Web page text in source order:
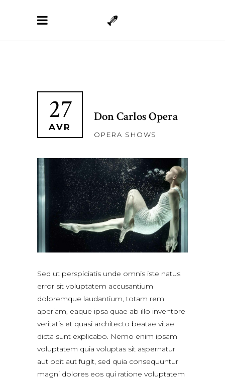
27
AVR
Don Carlos Opera
OPERA SHOWS
Sed ut perspiciatis unde omnis iste natus
error sit voluptatem accusantium
doloremque laudantium, totam rem
aperiam, eaque ipsa quae ab illo inventore
veritatis et quasi architecto beatae vitae
dicta sunt explicabo. Nemo enim ipsam
voluptatem quia voluptas sit aspernatur
aut odit aut fugit, sed quia consequuntur
magni dolores eos qui ratione voluptatem